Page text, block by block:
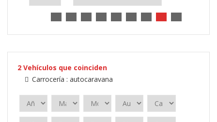
2 Vehículos que coinciden
Carrocería : autocaravana